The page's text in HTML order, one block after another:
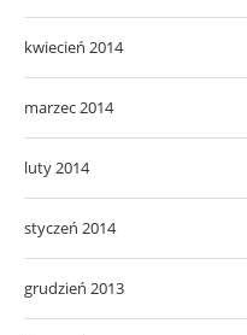
kwiecień 2014
marzec 2014
luty 2014
styczeń 2014
grudzień 2013